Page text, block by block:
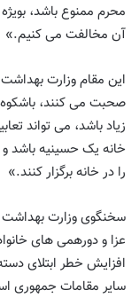
محرم ممنوع باشد،
آن مخالفت می کنیم.»
این مقام وزارت
صحبت می کنند،
زیاد باشد، می تواند
خانه یک حسینیه باشد و
را در خانه برگزار کنند.»
سخنگوی وزارت
عزا و دورهمی های
افزایش خطر ابتلای
سایر مقامات جمهوری